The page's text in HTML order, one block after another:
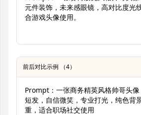
元件装饰，未来感眼镜，高对比度光
合游戏头像使用。
前后对比示例 （4）
Prompt：一张商务精英风格帅哥头
短发，自信微笑，专业打光，纯色背
重，适合职场社交使用